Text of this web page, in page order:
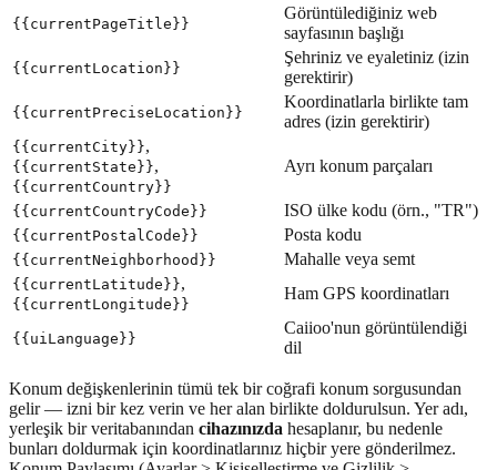
{{currentPageTitle}}
Görüntülediğiniz web
sayfasının başlığı
{{currentLocation}}
Şehriniz ve eyaletiniz (izin
gerektirir)
{{currentPreciseLocation}}
Koordinatlarla birlikte tam
adres (izin gerektirir)
{{currentCity}},
{{currentState}},
{{currentCountry}}
Ayrı konum parçaları
{{currentCountryCode}} ISO ülke kodu (örn., "TR")
{{currentPostalCode}} Posta kodu
{{currentNeighborhood}} Mahalle veya semt
{{currentLatitude}},
{{currentLongitude}}
Ham GPS koordinatları
{{uiLanguage}}
Caiioo'nun görüntülendiği
dil
Konum değişkenlerinin tümü tek bir coğrafi konum sorgusundan
gelir — izni bir kez verin ve her alan birlikte doldurulsun. Yer adı,
yerleşik bir veritabanından cihazınızda hesaplanır, bu nedenle
bunları doldurmak için koordinatlarınız hiçbir yere gönderilmez.